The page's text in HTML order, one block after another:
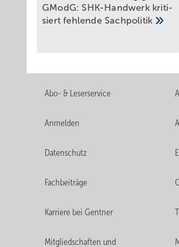
GModG: SHK-Handwerk kriti­
siert feh­lende Sach­politik
Abo- & Leserservice
Anmelden
Datenschutz
Fachbeiträge
Karriere bei Gentner
Mitgliedschaften und